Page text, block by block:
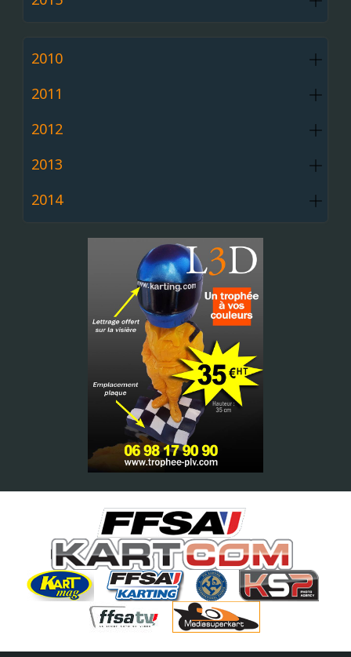
2010
2011
2012
2013
2014